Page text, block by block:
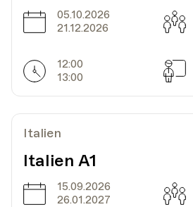
Date27.04.2023
LieuPréfecture, Place Emile
Date
05.10.2026
21.12.2026
Horarires
12:00
13:00
Italien
Italien A1
Date
15.09.2026
26.01.2027